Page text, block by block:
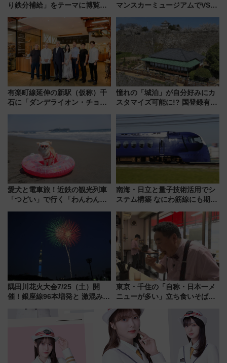
り鉄分補給」をテーマに博覧会
14日から 新車両「トキイロ」体
験ブースも アクセスや申込方法
を解説
マンスカーミュージアムでVSE
15日スタート
有楽町線延伸の新駅（仮称）千
石に「ダンデライオン・チョコ
憧れの「城泊」が自分好みにカ
スタマイズ可能に!? 国登録有形
にオーダーメイド型の宿泊プラ
ンが誕生！
愛犬と電車旅！近鉄の観光列車
「つどい」で行く「わんわん列
南海・日立と量子技術活用でシ
ステム構築 なにわ筋線にも期待
隅田川花火大会7/25（土）開
催！銀座線96本増発と 激混みの
アクセス攻略法、2万発の花火が
東京・千住の「自称・日本一メ
ニューが多い」立ち食いそば屋
地のふらっと立ち食いそば』
7/27夜10時～放送